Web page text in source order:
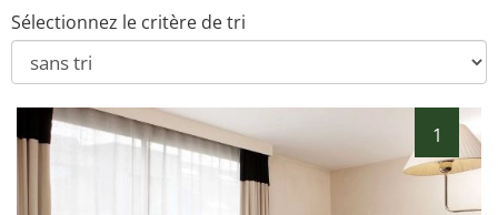
Sélectionnez le critère de tri
1